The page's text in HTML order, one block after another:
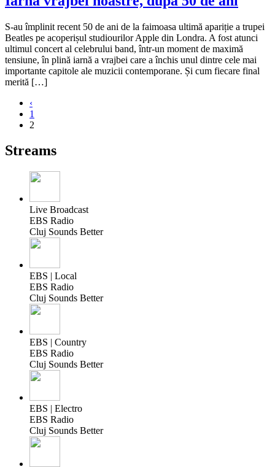
S-au împlinit recent 50 de ani de la faimoasa ultimă apariție a trupei
Beatles pe acoperișul studiourilor Apple din Londra. A fost atunci
ultimul concert al celebrului band, într-un moment de maximă
tensiune, în plină iarnă a vrajbei care a închis unul dintre cele mai
importante capitole ale muzicii contemporane. Și cum fiecare final
merită […]
‹
1
2
Streams
Live Broadcast
EBS Radio
Cluj Sounds Better
EBS | Local
EBS Radio
Cluj Sounds Better
EBS | Country
EBS Radio
Cluj Sounds Better
EBS | Electro
EBS Radio
Cluj Sounds Better